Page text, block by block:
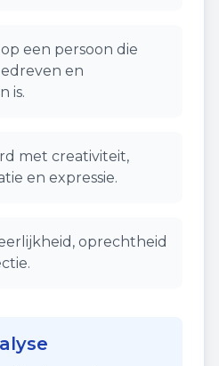
een persoon die
en
is.
met creativiteit,
en expressie.
oprechtheid